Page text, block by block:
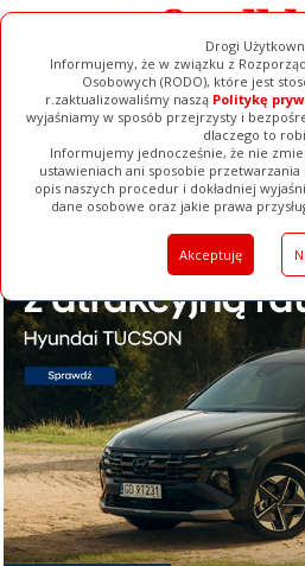
Drogi
Informujemy, że w związku z
Osobowych (RODO), które jest
r.zaktualizowaliśmy naszą Politykę
wyjaśniamy w sposób przejrzysty i
dlaczego to
Informujemy jednocześnie, że nie
ustawieniach ani sposobie
opis naszych procedur i dokładniej
dane osobowe oraz jakie prawa
Akceptuję
Ogłoszenia Filmy Galerie